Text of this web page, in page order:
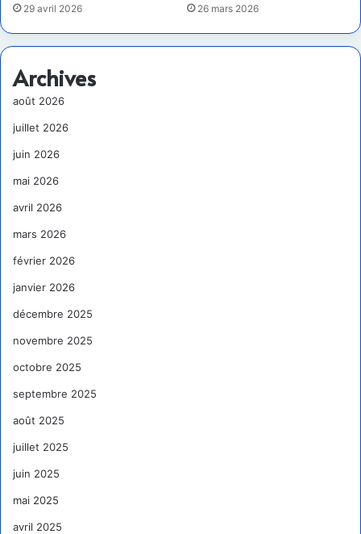
29 avril 2026 26 mars 2026
Archives
août 2026
juillet 2026
juin 2026
mai 2026
avril 2026
mars 2026
février 2026
janvier 2026
décembre 2025
novembre 2025
octobre 2025
septembre 2025
août 2025
juillet 2025
juin 2025
mai 2025
avril 2025